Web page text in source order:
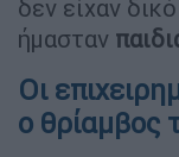
δεν είχαν
ήμασταν
Οι
ο θρίαμβος